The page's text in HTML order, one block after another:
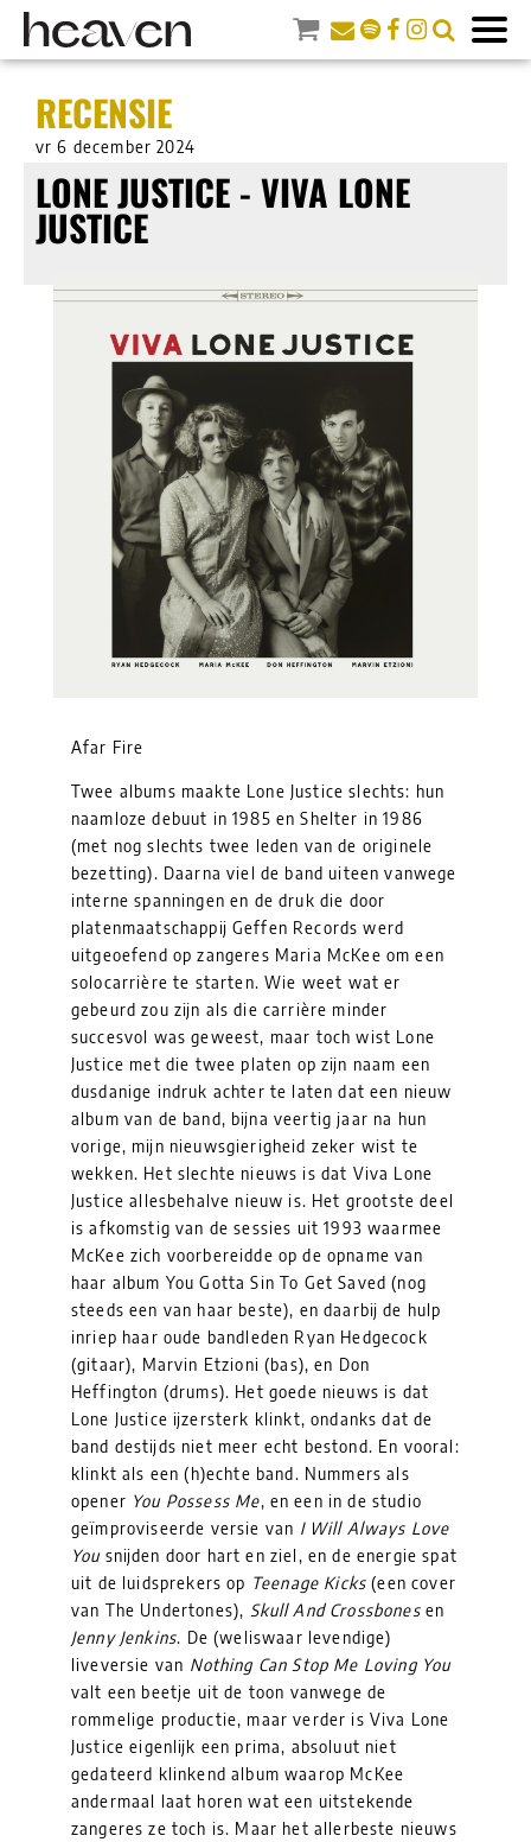
RECENSIE
vr 6 december 2024
LONE JUSTICE - VIVA LONE
JUSTICE
Afar Fire
Twee albums maakte Lone Justice slechts: hun
naamloze debuut in 1985 en Shelter in 1986
(met nog slechts twee leden van de originele
bezetting). Daarna viel de band uiteen vanwege
interne spanningen en de druk die door
platenmaatschappij Geffen Records werd
uitgeoefend op zangeres Maria McKee om een
solocarrière te starten. Wie weet wat er
gebeurd zou zijn als die carrière minder
succesvol was geweest, maar toch wist Lone
Justice met die twee platen op zijn naam een
dusdanige indruk achter te laten dat een nieuw
album van de band, bijna veertig jaar na hun
vorige, mijn nieuwsgierigheid zeker wist te
wekken. Het slechte nieuws is dat Viva Lone
Justice allesbehalve nieuw is. Het grootste deel
is afkomstig van de sessies uit 1993 waarmee
McKee zich voorbereidde op de opname van
haar album You Gotta Sin To Get Saved (nog
steeds een van haar beste), en daarbij de hulp
inriep haar oude bandleden Ryan Hedgecock
(gitaar), Marvin Etzioni (bas), en Don
Heffington (drums). Het goede nieuws is dat
Lone Justice ijzersterk klinkt, ondanks dat de
band destijds niet meer echt bestond. En vooral:
klinkt als een (h)echte band. Nummers als
opener You Possess Me, en een in de studio
geïmproviseerde versie van I Will Always Love
Yousnijden door hart en ziel, en de energie spat
uit de luidsprekers op Teenage Kicks (een cover
van The Undertones), Skull And Crossbonesen
Jenny Jenkins. De (weliswaar levendige)
liveversie van Nothing Can Stop Me Loving You
valt een beetje uit de toon vanwege de
rommelige productie, maar verder is Viva Lone
Justice eigenlijk een prima, absoluut niet
gedateerd klinkend album waarop McKee
andermaal laat horen wat een uitstekende
zangeres ze toch is. Maar het allerbeste nieuws